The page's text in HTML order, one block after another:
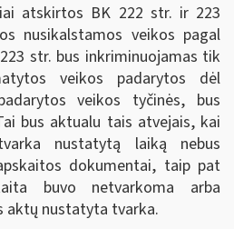
atskirtos BK 222 str. ir 223
nusikalstamos veikos pagal
str. bus inkriminuojamas tik
veikos padarytos dėl
veikos tyčinės, bus
bus aktualu tais atvejais, kai
nustatytą laiką nebus
dokumentai, taip pat
buvo netvarkoma arba
aktų nustatyta tvarka.